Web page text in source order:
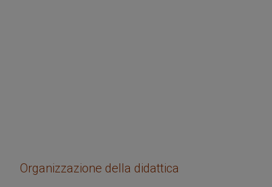
Organizzazione della didattica